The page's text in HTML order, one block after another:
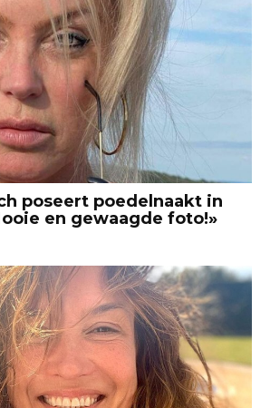
poseert poedelnaakt in
en gewaagde foto!»